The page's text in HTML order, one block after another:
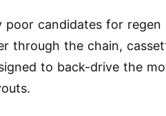
poor candidates for regen
through the chain,
to back-drive the